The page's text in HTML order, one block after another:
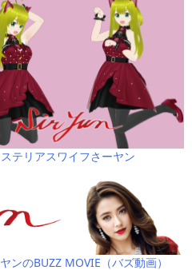
テリアスワイフさーヤン
のBUZZ MOVIE（バズ動画）